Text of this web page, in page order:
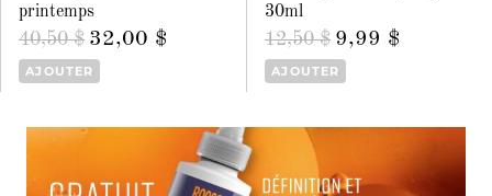
printemps
40,50 $ 32,00 $
AJOUTER
30ml
12,50 $ 9,99 $
AJOUTER